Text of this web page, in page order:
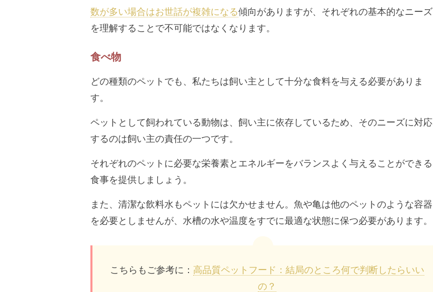
数が多い場合はお世話が複雑になる傾向がありますが、それぞれの基本的なニーズ
を理解することで不可能ではなくなります。
食べ物
どの種類のペットでも、私たちは飼い主として十分な食料を与える必要がありま
す。
ペットとして飼われている動物は、飼い主に依存しているため、そのニーズに対応
するのは飼い主の責任の一つです。
それぞれのペットに必要な栄養素とエネルギーをバランスよく与えることができる
食事を提供しましょう。
また、清潔な飲料水もペットには欠かせません。魚や亀は他のペットのような容器
を必要としませんが、水槽の水や温度をすでに最適な状態に保つ必要があります。
こちらもご参考に： 高品質ペットフード：結局のところ何で判断したらいい
の？